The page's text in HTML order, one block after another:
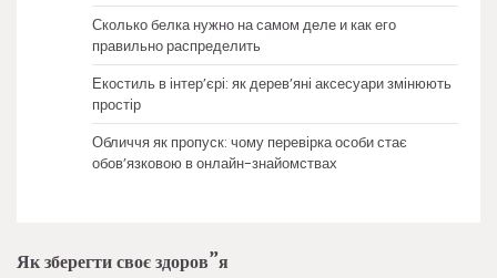
Сколько белка нужно на самом деле и как его
правильно распределить
Екостиль в інтер’єрі: як дерев’яні аксесуари змінюють
простір
Обличчя як пропуск: чому перевірка особи стає
обов’язковою в онлайн-знайомствах
Як зберегти своє здоров”я